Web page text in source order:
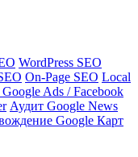
WordPress SEO
On-Page SEO Local
Ads / Facebook
Аудит Google News
Google Карт